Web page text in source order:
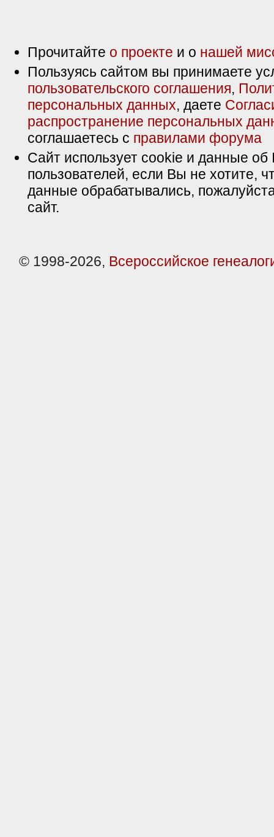
Прочитайте о проекте и о нашей
Пользуясь сайтом вы принимаете
пользовательского соглашения,
персональных данных, даете
распространение персональных
соглашаетесь с правилами форума
Сайт использует cookie и данные об
пользователей, если Вы не хотите,
данные обрабатывались,
сайт.
© 1998-2026, Всероссийское